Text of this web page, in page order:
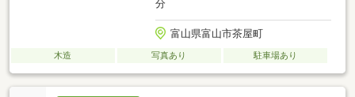
分
富山県富山市茶屋町
木造 写真あり 駐車場あり